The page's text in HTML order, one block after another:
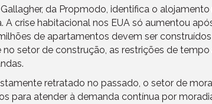
da Propmodo, identifica o
A crise habitacional nos EUA só aumentou
de apartamentos devem ser
setor de construção, as restrições de
retratado no passado, o setor de
para atender à demanda contínua por